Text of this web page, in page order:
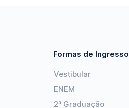
Formas de Ingresso
Vestibular
ENEM
2ª Graduação